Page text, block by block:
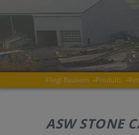
Fliegl Baukom »Produits »
ASW STONE